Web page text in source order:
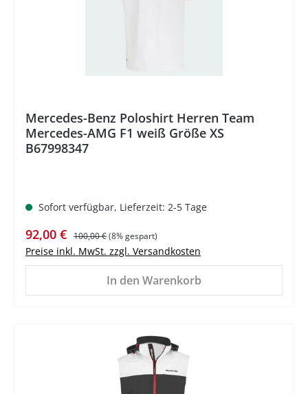
Mercedes-Benz Poloshirt Herren Team
Mercedes-AMG F1 weiß Größe XS
B67998347
Sofort verfügbar, Lieferzeit: 2-5 Tage
Verkaufspreis:
92,00 € Regulärer Preis:
100,00 €(8% gespart)
Preise inkl. MwSt. zzgl. Versandkosten
In den Warenkorb